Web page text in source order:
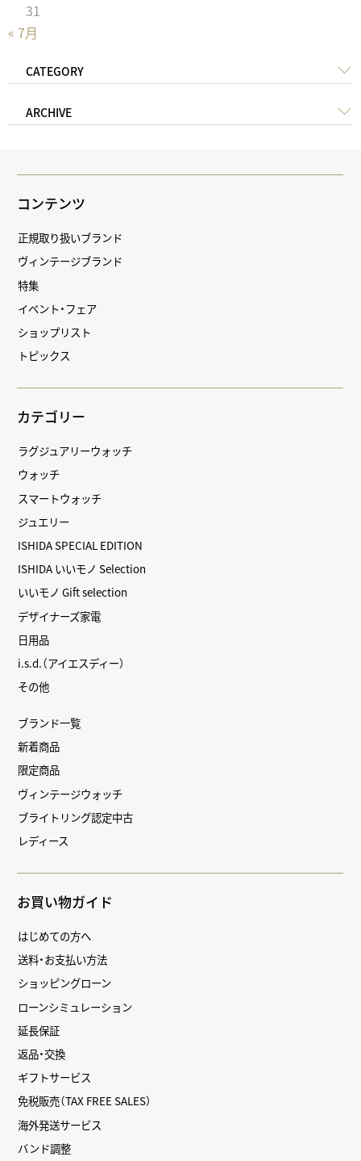
« 7月
31
CATEGORY
ARCHIVE
コンテンツ
正規取り扱いブランド
ヴィンテージブランド
特集
イベント・フェア
ショップリスト
トピックス
カテゴリー
ラグジュアリーウォッチ
ウォッチ
スマートウォッチ
ジュエリー
ISHIDA SPECIAL EDITION
ISHIDA いいモノ Selection
いいモノ Gift selection
デザイナーズ家電
日用品
i.s.d.（アイエスディー）
その他
ブランド一覧
新着商品
限定商品
ヴィンテージウォッチ
ブライトリング認定中古
レディース
お買い物ガイド
はじめての方へ
送料・お支払い方法
ショッピングローン
ローンシミュレーション
延長保証
返品・交換
ギフトサービス
免税販売（TAX FREE SALES）
海外発送サービス
バンド調整